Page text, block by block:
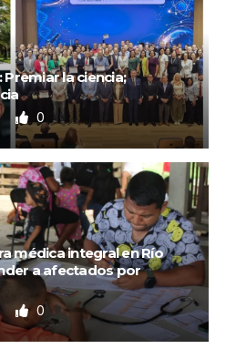
la ciencia;
0
médica integral en Río
a afectados por
0